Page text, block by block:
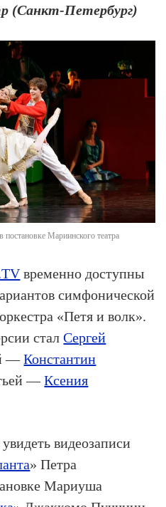
(Санкт-Петербург)
Мариинского театра
временно доступны
симфонической
«Петя и волк».
сталСергей
—Константин
—Ксения
видеозаписи
» Петра
Мариуша